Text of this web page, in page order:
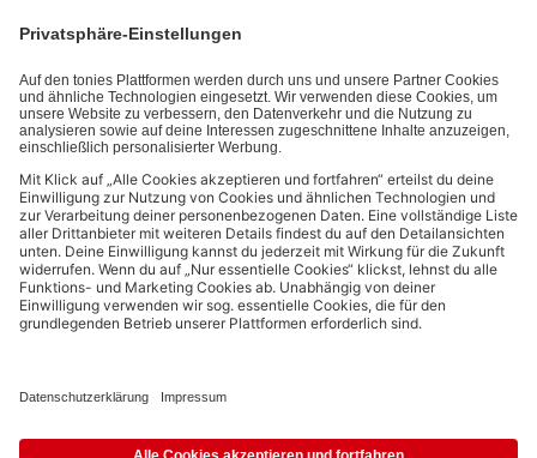
Datenschutzbestimmungen.
Bezahlmethoden:
Links zu sozialen Netzwerken
Die Nutzung der Inhalte für Text- und Data-Mining von (generativen) KI
Zusammenhang ausdrücklich vorbehalten und daher verboten.